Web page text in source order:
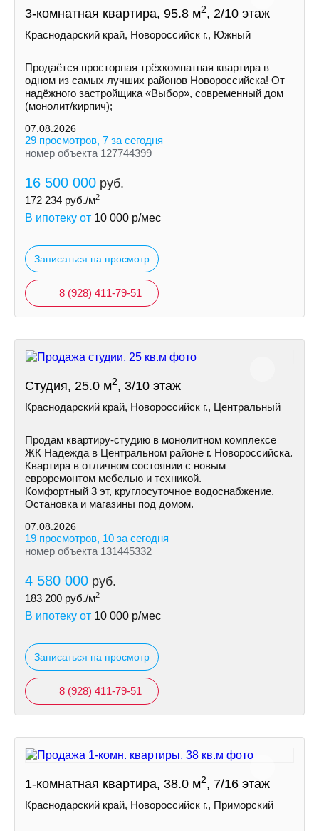
3-комнатная квартира, 95.8 м2, 2/10 этаж
Краснодарский край, Новороссийск г., Южный
Продаётся просторная трёхкомнатная квартира в
одном из самых лучших районов Новороссийска! От
надёжного застройщика «Выбор», современный дом
(монолит/кирпич);
07.08.2026
29 просмотров, 7 за сегодня
номер объекта 127744399
16 500 000 руб.
172 234 руб./м2
В ипотеку от 10 000 р/мес
Записаться на просмотр
8 (928) 411-79-51
Студия, 25.0 м2, 3/10 этаж
Краснодарский край, Новороссийск г., Центральный
Продам квартиру-студию в монолитном комплексе
ЖК Надежда в Центральном районе г. Новороссийска.
Квартира в отличном состоянии с новым
евроремонтом мебелью и техникой.
Комфортный 3 эт, круглосуточное водоснабжение.
Остановка и магазины под домом.
07.08.2026
19 просмотров, 10 за сегодня
номер объекта 131445332
4 580 000 руб.
183 200 руб./м2
В ипотеку от 10 000 р/мес
Записаться на просмотр
8 (928) 411-79-51
1-комнатная квартира, 38.0 м2, 7/16 этаж
Краснодарский край, Новороссийск г., Приморский